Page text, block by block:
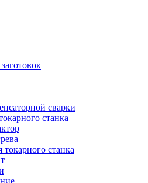
сварки
станка
станка